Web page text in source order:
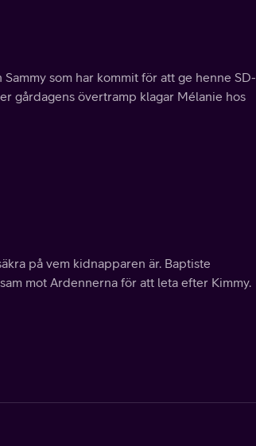
som har kommit för att ge henne SD-
gårdagens övertramp klagar Mélanie hos
på vem kidnapparen är. Baptiste
mot Ardennerna för att leta efter Kimmy.